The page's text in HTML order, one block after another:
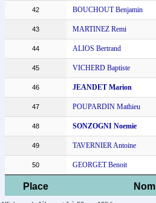
Place Nom
42 BOUCHOUT Benjamin
43 MARTINEZ Remi
44 ALIOS Bertrand
45 VICHERD Baptiste
46 JEANDET Marion
47 POUPARDIN Mathieu
48 SONZOGNI Noemie
49 TAVERNIER Antoine
50 GEORGET Benoit